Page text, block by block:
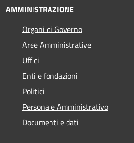
AMMINISTRAZIONE
Organi di Governo
Aree Amministrative
Uffici
Enti e fondazioni
Politici
Personale Amministrativo
Documenti e dati